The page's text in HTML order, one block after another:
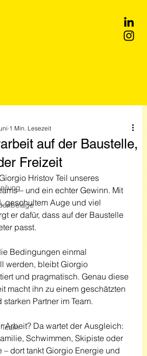
auf der Baustelle,
Freizeit
1 Min. Lesezeit
Hristov Teil unseres
– und ein echter Gewinn. Mit
geschultem Auge und viel
er dafür, dass auf der Baustelle
passt.
Bedingungen einmal
werden, bleibt Giorgio
und pragmatisch. Genau diese
macht ihn zu einem geschätzten
Partner im Team.
Arbeit? Da wartet der Ausgleich:
Schwimmen, Skipiste oder
– dort tankt Giorgio Energie und